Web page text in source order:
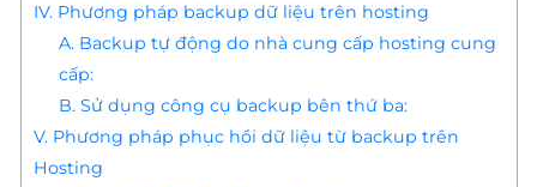
IV. Phương pháp backup dữ liệu trên hosting
A. Backup tự động do nhà cung cấp hosting cung
cấp:
B. Sử dụng công cụ backup bên thứ ba:
V. Phương pháp phục hồi dữ liệu từ backup trên
Hosting